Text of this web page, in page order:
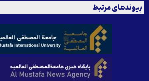
پیوندهای مرتبط